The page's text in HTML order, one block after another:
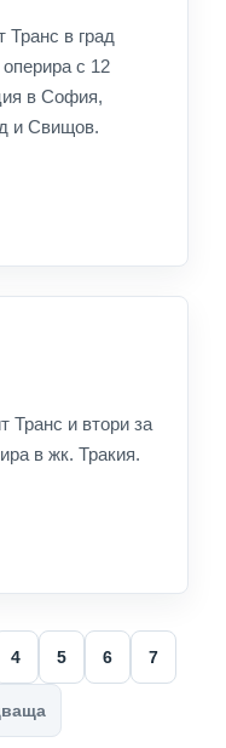
в град
с 12
в София,
и Свищов.
Транс и втори за
в жк. Тракия.
4 5 6 7